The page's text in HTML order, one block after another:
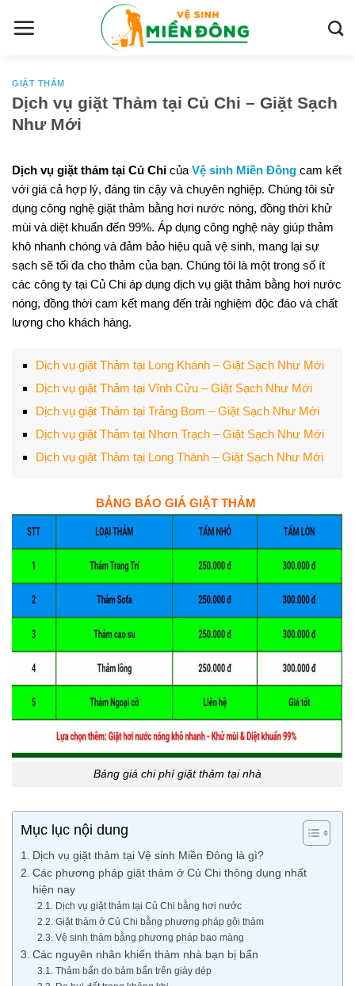
GIẶT THẢM
Dịch vụ giặt Thảm tại Củ Chi – Giặt Sạch
Như Mới
Dịch vụ giặt thảm tại Củ Chi của Vệ sinh Miền Đông cam kết
với giá cả hợp lý, đáng tin cậy và chuyên nghiệp. Chúng tôi sử
dụng công nghệ giặt thảm bằng hơi nước nóng, đồng thời khử
mùi và diệt khuẩn đến 99%. Áp dụng công nghệ này giúp thảm
khô nhanh chóng và đảm bảo hiệu quả vệ sinh, mang lại sự
sạch sẽ tối đa cho thảm của bạn. Chúng tôi là một trong số ít
các công ty tại Củ Chi áp dụng dịch vụ giặt thảm bằng hơi nước
nóng, đồng thời cam kết mang đến trải nghiệm độc đáo và chất
lượng cho khách hàng.
Dịch vụ giặt Thảm tại Long Khánh – Giặt Sạch Như Mới
Dịch vụ giặt Thảm tại Vĩnh Cửu – Giặt Sạch Như Mới
Dịch vụ giặt Thảm tại Trảng Bom – Giặt Sạch Như Mới
Dịch vụ giặt Thảm tại Nhơn Trạch – Giặt Sạch Như Mới
Dịch vụ giặt Thảm tại Long Thành – Giặt Sạch Như Mới
BẢNG BÁO GIÁ GIẶT THẢM
Bảng giá chi phí giặt thảm tại nhà
Mục lục nội dung
Dịch vụ giặt thảm tại Vệ sinh Miền Đông là gì?
Các phương pháp giặt thảm ở Củ Chi thông dụng nhất
hiện nay
Dịch vụ giặt thảm tại Củ Chi bằng hơi nước
Giặt thảm ở Củ Chi bằng phương pháp gội thảm
Vệ sinh thảm bằng phương pháp bao màng
Các nguyên nhân khiến thảm nhà bạn bị bẩn
Thảm bẩn do bảm bẩn trên giày dép